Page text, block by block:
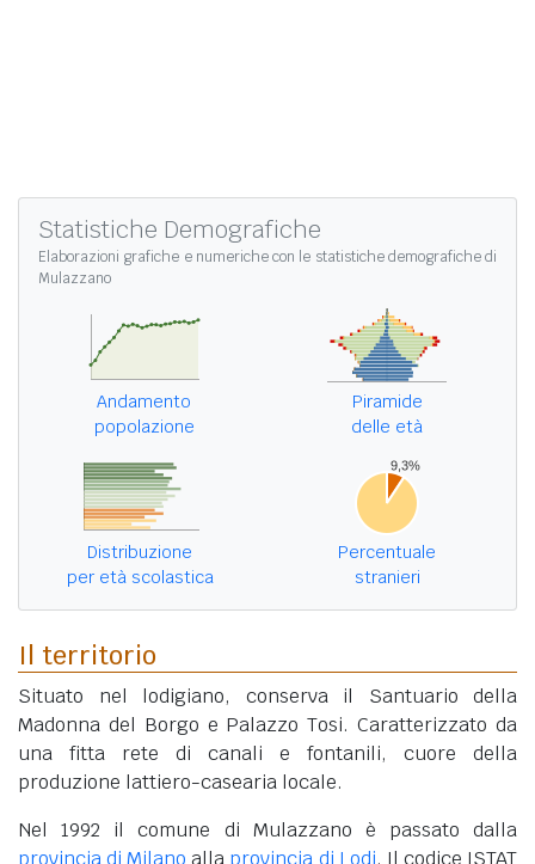
Statistiche Demografiche
Elaborazioni grafiche e numeriche con le statistiche demografiche di
Mulazzano
Andamento
popolazione
Piramide
delle età
Distribuzione
per età scolastica
Percentuale
stranieri
Il territorio
Situato nel lodigiano, conserva il Santuario della
Madonna del Borgo e Palazzo Tosi. Caratterizzato da
una fitta rete di canali e fontanili, cuore della
produzione lattiero-casearia locale.
Nel 1992 il comune di Mulazzano è passato dalla